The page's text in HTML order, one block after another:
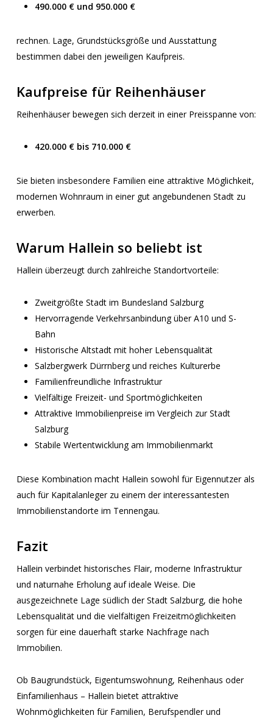
490.000 € und 950.000 €
rechnen. Lage, Grundstücksgröße und Ausstattung
bestimmen dabei den jeweiligen Kaufpreis.
Kaufpreise für Reihenhäuser
Reihenhäuser bewegen sich derzeit in einer Preisspanne von:
420.000 € bis 710.000 €
Sie bieten insbesondere Familien eine attraktive Möglichkeit,
modernen Wohnraum in einer gut angebundenen Stadt zu
erwerben.
Warum Hallein so beliebt ist
Hallein überzeugt durch zahlreiche Standortvorteile:
Zweitgrößte Stadt im Bundesland Salzburg
Hervorragende Verkehrsanbindung über A10 und S-
Bahn
Historische Altstadt mit hoher Lebensqualität
Salzbergwerk Dürrnberg und reiches Kulturerbe
Familienfreundliche Infrastruktur
Vielfältige Freizeit- und Sportmöglichkeiten
Attraktive Immobilienpreise im Vergleich zur Stadt
Salzburg
Stabile Wertentwicklung am Immobilienmarkt
Diese Kombination macht Hallein sowohl für Eigennutzer als
auch für Kapitalanleger zu einem der interessantesten
Immobilienstandorte im Tennengau.
Fazit
Hallein verbindet historisches Flair, moderne Infrastruktur
und naturnahe Erholung auf ideale Weise. Die
ausgezeichnete Lage südlich der Stadt Salzburg, die hohe
Lebensqualität und die vielfältigen Freizeitmöglichkeiten
sorgen für eine dauerhaft starke Nachfrage nach
Immobilien.
Ob Baugrundstück, Eigentumswohnung, Reihenhaus oder
Einfamilienhaus – Hallein bietet attraktive
Wohnmöglichkeiten für Familien, Berufspendler und